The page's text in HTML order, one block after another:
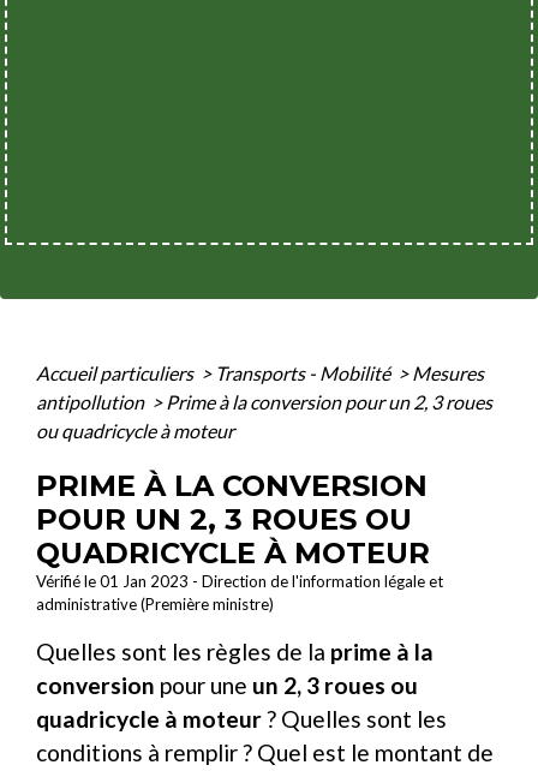
Accueil particuliers > Transports - Mobilité > Mesures
antipollution > Prime à la conversion pour un 2, 3 roues
ou quadricycle à moteur
PRIME À LA CONVERSION
POUR UN 2, 3 ROUES OU
QUADRICYCLE À MOTEUR
Vérifié le 01 Jan 2023 - Direction de l'information légale et
administrative (Première ministre)
Quelles sont les règles de la prime à la
conversion pour une un 2, 3 roues ou
quadricycle à moteur? Quelles sont les
conditions à remplir ? Quel est le montant de